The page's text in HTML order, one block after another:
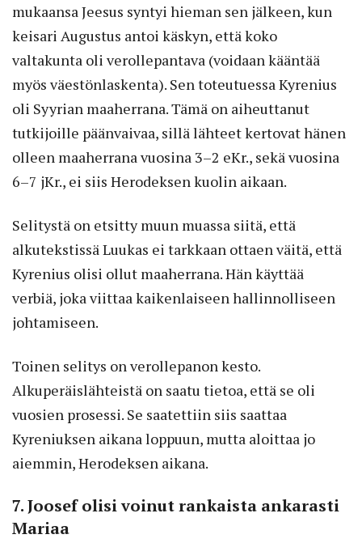
mukaansa Jeesus syntyi hieman sen jälkeen, kun
keisari Augustus antoi käskyn, että koko
valtakunta oli verollepantava (voidaan kääntää
myös väestönlaskenta). Sen toteutuessa Kyrenius
oli Syyrian maaherrana. Tämä on aiheuttanut
tutkijoille päänvaivaa, sillä lähteet kertovat hänen
olleen maaherrana vuosina 3–2 eKr., sekä vuosina
6–7 jKr., ei siis Herodeksen kuolin aikaan.
Selitystä on etsitty muun muassa siitä, että
alkutekstissä Luukas ei tarkkaan ottaen väitä, että
Kyrenius olisi ollut maaherrana. Hän käyttää
verbiä, joka viittaa kaikenlaiseen hallinnolliseen
johtamiseen.
Toinen selitys on verollepanon kesto.
Alkuperäislähteistä on saatu tietoa, että se oli
vuosien prosessi. Se saatettiin siis saattaa
Kyreniuksen aikana loppuun, mutta aloittaa jo
aiemmin, Herodeksen aikana.
7. Joosef olisi voinut rankaista ankarasti
Mariaa